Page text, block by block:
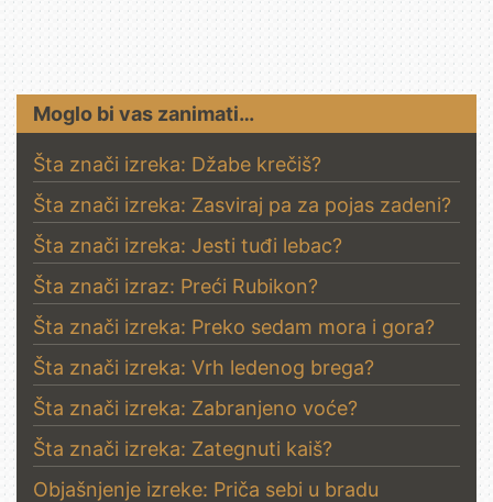
Moglo bi vas zanimati…
Šta znači izreka: Džabe krečiš?
Šta znači izreka: Zasviraj pa za pojas zadeni?
Šta znači izreka: Jesti tuđi lebac?
Šta znači izraz: Preći Rubikon?
Šta znači izreka: Preko sedam mora i gora?
Šta znači izreka: Vrh ledenog brega?
Šta znači izreka: Zabranjeno voće?
Šta znači izreka: Zategnuti kaiš?
Objašnjenje izreke: Priča sebi u bradu